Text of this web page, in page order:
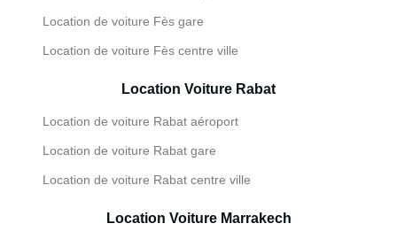
Location de voiture Fès gare
Location de voiture Fès centre ville
Location Voiture Rabat
Location de voiture Rabat aéroport
Location de voiture Rabat gare
Location de voiture Rabat centre ville
Location Voiture Marrakech